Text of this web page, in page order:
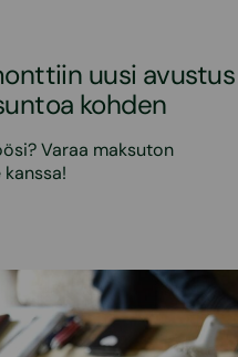
uusi avustus
kohden
Varaa maksuton